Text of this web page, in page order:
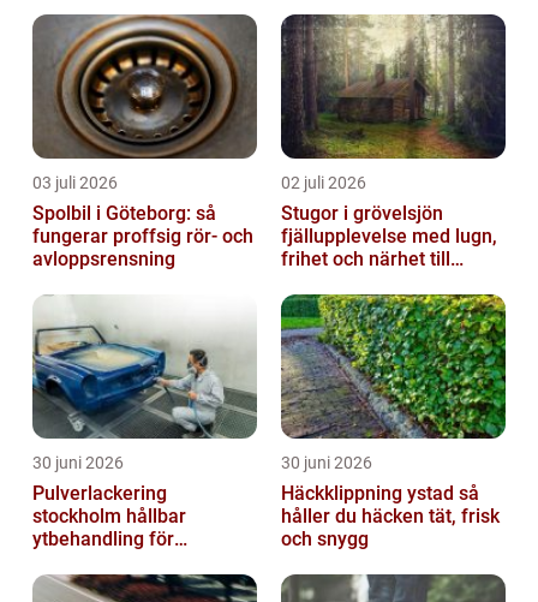
03 juli 2026
Spolbil i Göteborg: så
fungerar proffsig rör- och
avloppsrensning
02 juli 2026
Stugor i grövelsjön
fjällupplevelse med lugn,
frihet och närhet till
30 juni 2026
Pulverlackering
stockholm hållbar
ytbehandling för
30 juni 2026
Häckklippning ystad så
håller du häcken tät, frisk
och snygg